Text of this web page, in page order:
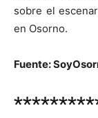
sobre el
en Osorno.
Fuente: